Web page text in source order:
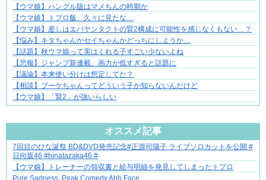
【ウマ娘】ハングル版はマメちんの時期か
【ウマ娘】トプロ飯、久々に見たな…
【ウマ娘】差しはエバヤンタクトの賢2構成に可能性を感じなくもない…？
【悩み】キタちゃんかセイちゃんかどっちにしようか…
【話題】秋ウマ娘って実はくれる子すごい少ないよね
【悲報】ジャンプ新連載、画力が低すぎると話題に
【議論】本来使い分けは想定してた？
【相談】ブーケちゃんってどういう子か知らないんだけど
【ウマ娘】「賢2」が強いらしい
オススメ記事
ぜんぶ私が中心、そう思われたくないのに
7回目のひな誕祭 BD&DVD発売記念#正源司陽子 ライブソロカットを公開 #
日向坂46 #hinatazaka46 #
【ウマ娘】トレーナーの領収書と給与明細を発見してしまったトプロ
Pure Sadness, Peak Comedy Ahh Face